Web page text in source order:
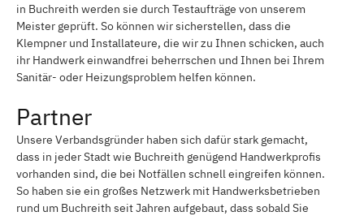
in Buchreith werden sie durch Testaufträge von unserem
Meister geprüft. So können wir sicherstellen, dass die
Klempner und Installateure, die wir zu Ihnen schicken, auch
ihr Handwerk einwandfrei beherrschen und Ihnen bei Ihrem
Sanitär- oder Heizungsproblem helfen können.
Partner
Unsere Verbandsgründer haben sich dafür stark gemacht,
dass in jeder Stadt wie Buchreith genügend Handwerkprofis
vorhanden sind, die bei Notfällen schnell eingreifen können.
So haben sie ein großes Netzwerk mit Handwerksbetrieben
rund um Buchreith seit Jahren aufgebaut, dass sobald Sie